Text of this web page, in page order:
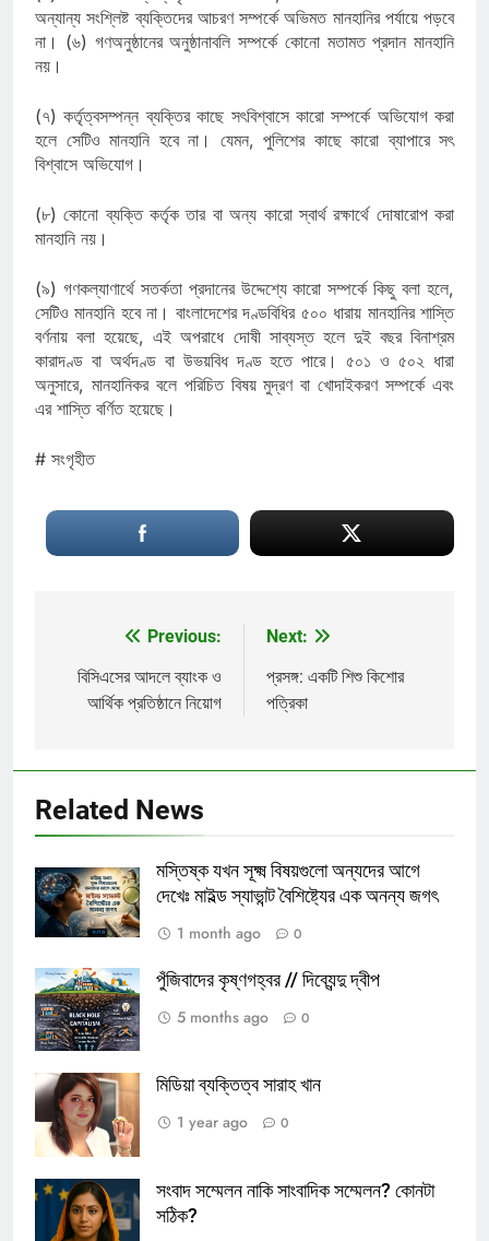
অন্যান্য সংশ্লিষ্ট ব্যক্তিদের আচরণ সম্পর্কে অভিমত মানহানির পর্যায়ে পড়বে
না। (৬) গণঅনুষ্ঠানের অনুষ্ঠানাবলি সম্পর্কে কোনো মতামত প্রদান মানহানি
নয়।
(৭) কর্তৃত্বসম্পন্ন ব্যক্তির কাছে সৎবিশ্বাসে কারো সম্পর্কে অভিযোগ করা
হলে সেটিও মানহানি হবে না। যেমন, পুলিশের কাছে কারো ব্যাপারে সৎ
বিশ্বাসে অভিযোগ।
(৮) কোনো ব্যক্তি কর্তৃক তার বা অন্য কারো স্বার্থ রক্ষার্থে দোষারোপ করা
মানহানি নয়।
(৯) গণকল্যাণার্থে সতর্কতা প্রদানের উদ্দেশ্যে কারো সম্পর্কে কিছু বলা হলে,
সেটিও মানহানি হবে না। বাংলাদেশের দণ্ডবিধির ৫০০ ধারায় মানহানির শাস্তি
বর্ণনায় বলা হয়েছে, এই অপরাধে দোষী সাব্যস্ত হলে দুই বছর বিনাশ্রম
কারাদণ্ড বা অর্থদণ্ড বা উভয়বিধ দণ্ড হতে পারে। ৫০১ ও ৫০২ ধারা
অনুসারে, মানহানিকর বলে পরিচিত বিষয় মুদ্রণ বা খোদাইকরণ সম্পর্কে এবং
এর শাস্তি বর্ণিত হয়েছে।
# সংগৃহীত
navigation
Previous:
বিসিএসের আদলে ব্যাংক ও
আর্থিক প্রতিষ্ঠানে নিয়োগ
Next:
প্রসঙ্গ: একটি শিশু কিশোর
পত্রিকা
Related News
মস্তিষ্ক যখন সূক্ষ্ম বিষয়গুলো অন্যদের আগে
দেখেঃ মাইল্ড স্যাভান্ট বৈশিষ্ট্যের এক অনন্য জগৎ
1 month ago
0
পুঁজিবাদের কৃষ্ণগহ্বর // দিব্যেন্দু দ্বীপ
5 months ago
0
মিডিয়া ব্যক্তিত্ব সারাহ খান
1 year ago
0
সংবাদ সম্মেলন।
প্রতীকী ছবি।
সংবাদ সম্মেলন নাকি সাংবাদিক সম্মেলন? কোনটা
সঠিক?